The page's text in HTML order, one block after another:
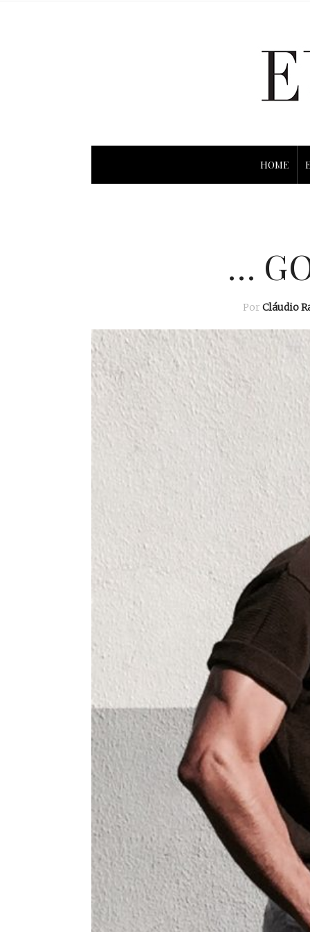
HOME
…
PorCláudio